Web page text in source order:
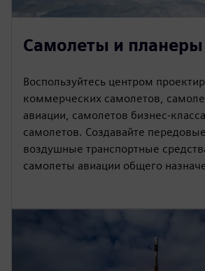
Самолеты и планеры
Воспользуйтесь центром
коммерческих самолетов,
авиации, самолетов бизнес-
самолетов. Создавайте
воздушные транспортные
самолеты авиации общего